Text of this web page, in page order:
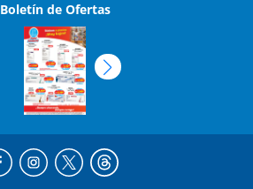
Boletín de Ofertas